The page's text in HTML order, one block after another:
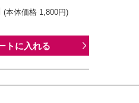
(本体価格 1,800円)
トに 入れる